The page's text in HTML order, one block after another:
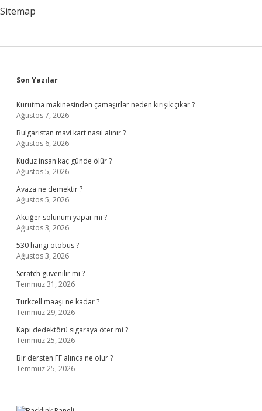
Sitemap
Sidebar
Son Yazılar
Kurutma makinesinden çamaşırlar neden kırışık çıkar ?
Ağustos 7, 2026
Bulgaristan mavi kart nasıl alınır ?
Ağustos 6, 2026
Kuduz insan kaç günde ölür ?
Ağustos 5, 2026
Avaza ne demektir ?
Ağustos 5, 2026
Akciğer solunum yapar mı ?
Ağustos 3, 2026
530 hangi otobüs ?
Ağustos 3, 2026
Scratch güvenilir mi ?
Temmuz 31, 2026
Turkcell maaşı ne kadar ?
Temmuz 29, 2026
Kapı dedektörü sigaraya öter mi ?
Temmuz 25, 2026
Bir dersten FF alınca ne olur ?
Temmuz 25, 2026